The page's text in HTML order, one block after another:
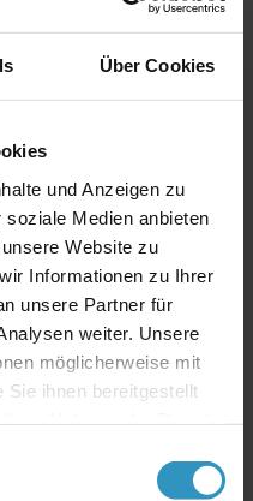
Über Cookies
und Anzeigen zu
Medien anbieten
Website zu
Informationen zu Ihrer
unsere Partner für
weiter. Unsere
möglicherweise mit
Sie ihnen bereitgestellt